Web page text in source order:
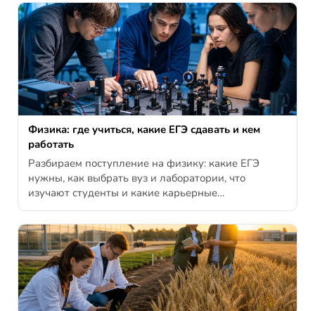
Физика: где учиться, какие ЕГЭ сдавать и кем
работать
Разбираем поступление на физику: какие ЕГЭ
нужны, как выбрать вуз и лаборатории, что
изучают студенты и какие карьерные…